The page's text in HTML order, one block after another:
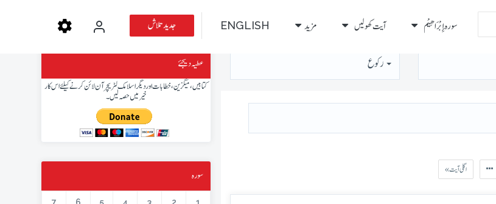
سورہ إِبْرَاهِيْم آیت کھولیں مزید ENGLISH جدید تلاش
رُكوع
« اگلی آیت
عطیہ دیجئے
کتابیں، میگزین، خطابات اور دیگر اسلامک لٹریچر آن لائن کرنے کیلئے اس کار
خیر میں حصہ لیں۔
سورہ